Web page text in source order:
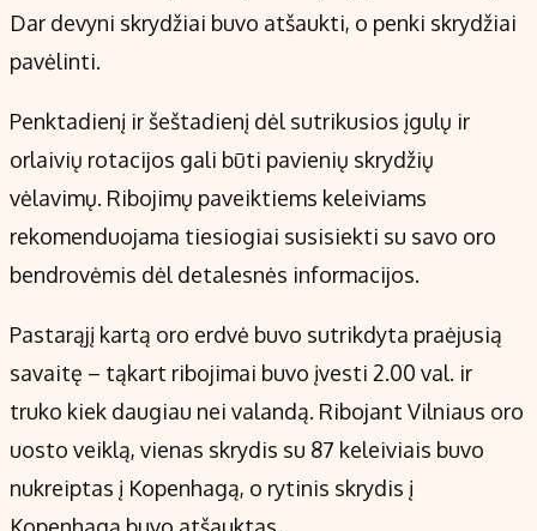
Dar devyni skrydžiai buvo atšaukti, o penki skrydžiai
pavėlinti.
Penktadienį ir šeštadienį dėl sutrikusios įgulų ir
orlaivių rotacijos gali būti pavienių skrydžių
vėlavimų. Ribojimų paveiktiems keleiviams
rekomenduojama tiesiogiai susisiekti su savo oro
bendrovėmis dėl detalesnės informacijos.
Pastarąjį kartą oro erdvė buvo sutrikdyta praėjusią
savaitę – tąkart ribojimai buvo įvesti 2.00 val. ir
truko kiek daugiau nei valandą. Ribojant Vilniaus oro
uosto veiklą, vienas skrydis su 87 keleiviais buvo
nukreiptas į Kopenhagą, o rytinis skrydis į